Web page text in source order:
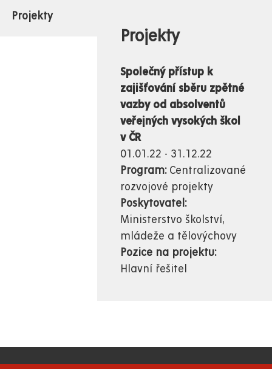
Projekty
Projekty
Společný přístup k
zajišťování sběru zpětné
vazby od absolventů
veřejných vysokých škol
v ČR
01.01.22 - 31.12.22
Program: Centralizované
rozvojové projekty
Poskytovatel:
Ministerstvo školství,
mládeže a tělovýchovy
Pozice na projektu:
Hlavní řešitel